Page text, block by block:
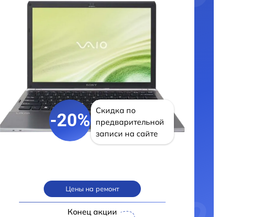
-20%
Скидка по
предварительной
записи на сайте
Цены на ремонт
Конец акции